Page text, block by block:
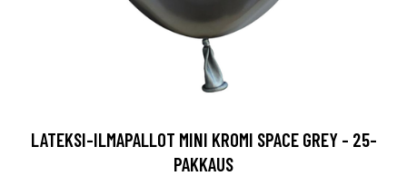
LATEKSI-ILMAPALLOT MINI KROMI SPACE GREY - 25-
PAKKAUS